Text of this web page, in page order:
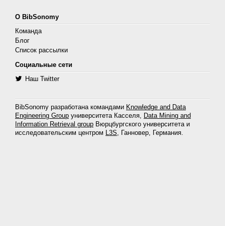
О BibSonomy
Команда
Блог
Список рассылки
Социальные сети
Наш Twitter
BibSonomy разработана командами Knowledge and Data
Engineering Group университета Касселя, Data Mining and
Information Retrieval group Вюрцбургского университета и
исследовательским центром L3S, Ганновер, Германия.